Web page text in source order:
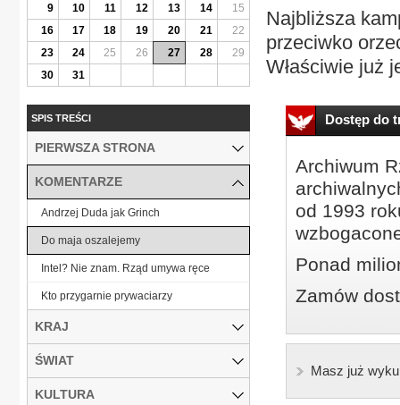
Najbliższa
przeciwko
Właściwie już
Dostęp do
Archiwum
od 1993
Ponad
Zamów
Masz już
9
10 11 12 13 14
15
16
17 18 19 20 21
22
23
24 25 26 27 28
29
30
31
SPIS TREŚCI
PIERWSZA STRONA
KOMENTARZE
Andrzej Duda jak Grinch
Do maja oszalejemy
Intel? Nie znam. Rząd umywa ręce
Kto przygarnie prywaciarzy
KRAJ
ŚWIAT
KULTURA